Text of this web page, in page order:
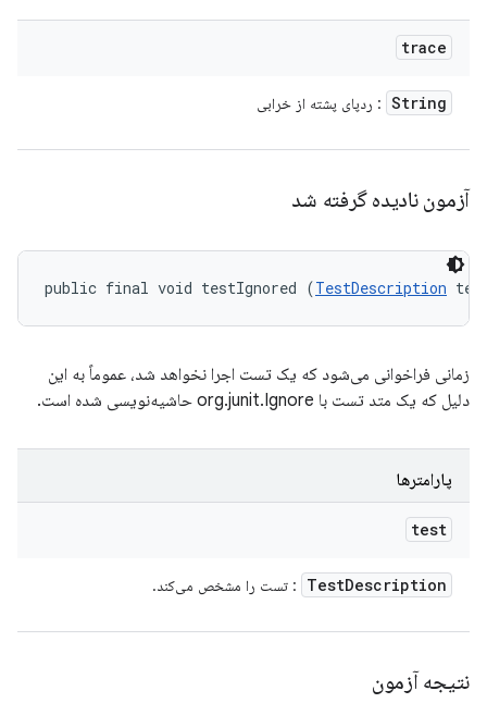
trace
String : ردپای پشته از خرابی
آزمون نادیده گرفته شد
public final void testIgnored (TestDescription
زمانی فراخوانی می‌شود که یک تست اجرا نخواهد شد، عموماً به این
دلیل که یک متد تست با org.junit.Ignore حاشیه‌نویسی شده است.
پارامترها
test
TestDescription : تست را مشخص می‌کند.
نتیجه آزمون